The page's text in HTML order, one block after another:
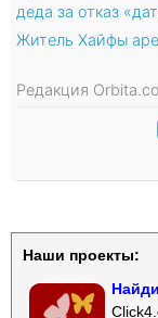
деда за отказ
Житель Хайфы
Редакция
Наши проекты: